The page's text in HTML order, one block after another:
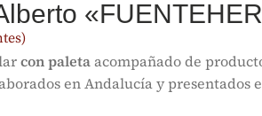
con paletaacompañado de
en Andalucía y presentados